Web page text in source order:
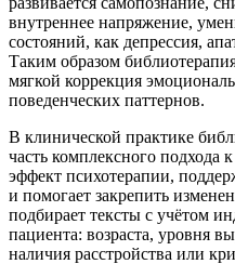
внутреннее напряжение,
состояний, как депрессия,
Таким образом
мягкой коррекция
поведенческих паттернов.
В клинической практике
часть комплексного подхода
эффект психотерапии,
и помогает закрепить
подбирает тексты с учётом
пациента: возраста, уровня
наличия расстройства или